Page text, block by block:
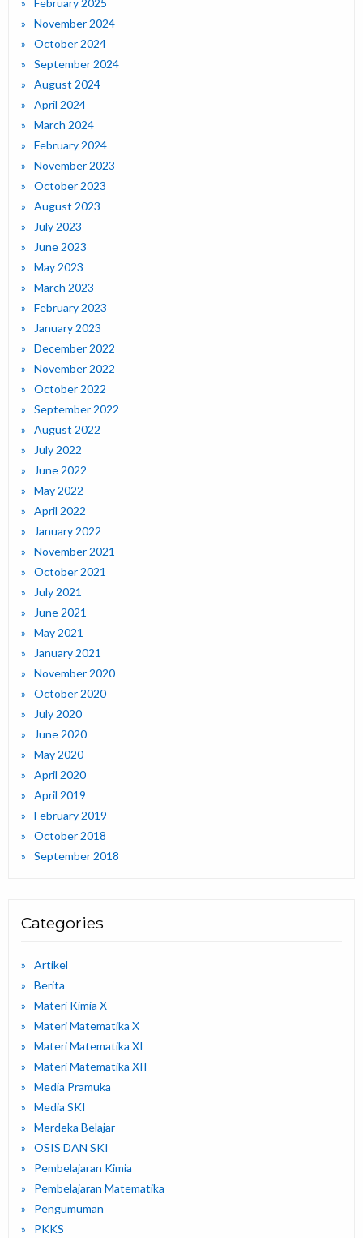
February 2025
November 2024
October 2024
September 2024
August 2024
April 2024
March 2024
February 2024
November 2023
October 2023
August 2023
July 2023
June 2023
May 2023
March 2023
February 2023
January 2023
December 2022
November 2022
October 2022
September 2022
August 2022
July 2022
June 2022
May 2022
April 2022
January 2022
November 2021
October 2021
July 2021
June 2021
May 2021
January 2021
November 2020
October 2020
July 2020
June 2020
May 2020
April 2020
April 2019
February 2019
October 2018
September 2018
Categories
Artikel
Berita
Materi Kimia X
Materi Matematika X
Materi Matematika XI
Materi Matematika XII
Media Pramuka
Media SKI
Merdeka Belajar
OSIS DAN SKI
Pembelajaran Kimia
Pembelajaran Matematika
Pengumuman
PKKS